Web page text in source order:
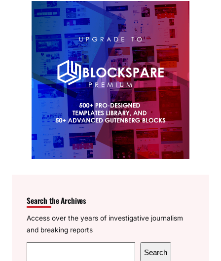
Search the Archives
Access over the years of investigative journalism
and breaking reports
Search